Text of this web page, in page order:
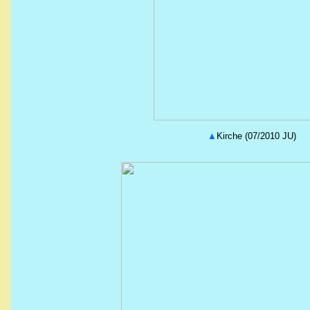
▲ Kirche (07/2010 JU)